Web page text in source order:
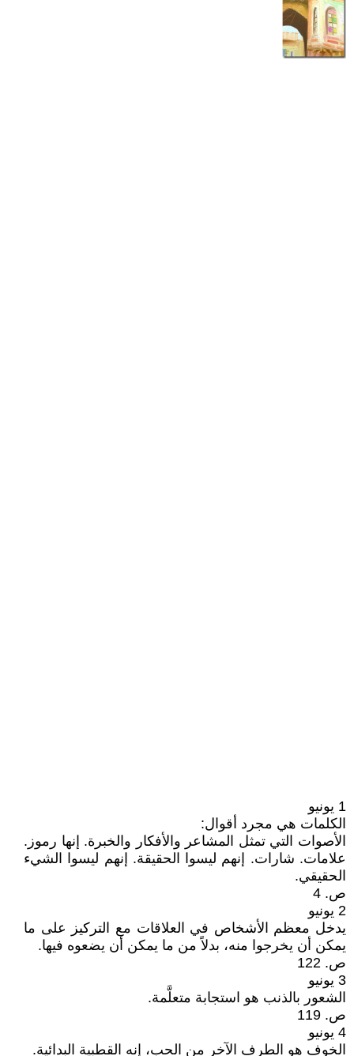
1 يونيو
الكلمات هي مجرد أقوال:
الأصوات التي تمثل المشاعر والأفكار والخبرة. إنها رموز.
علامات. شارات. إنهم ليسوا الحقيقة. إنهم ليسوا الشيء
الحقيقي.
ص. 4
2 يونيو
يدخل معظم الأشخاص في العلاقات مع التركيز على ما
يمكن أن يخرجوا منه، بدلاً من ما يمكن أن يضعوه فيها.
ص. 122
3 يونيو
الشعور بالذنب هو استجابة متعلَّمة.
ص. 119
4 يونيو
الخوف هو الطرف الآخر من الحب، إنه القطبية البدائية.